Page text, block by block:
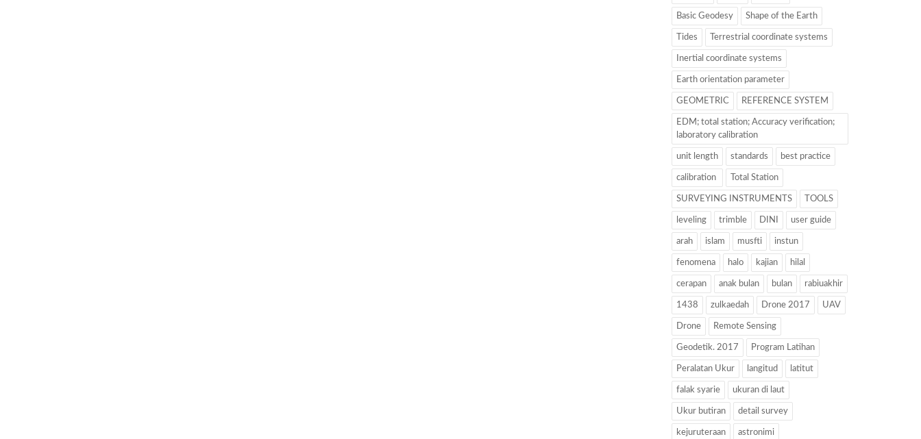
Basic Geodesy Shape of the Earth
Tides Terrestrial coordinate systems
Inertial coordinate systems
Earth orientation parameter
GEOMETRIC REFERENCE SYSTEM
EDM; total station; Accuracy verification;
laboratory calibration
unit length standards best practice
calibration Total Station
SURVEYING INSTRUMENTS TOOLS
leveling trimble DINI user guide
arah islam musfti instun
fenomena halo kajian hilal
cerapan anak bulan bulan rabiuakhir
1438 zulkaedah Drone 2017 UAV
Drone Remote Sensing
Geodetik. 2017 Program Latihan
Peralatan Ukur langitud latitut
falak syarie ukuran di laut
Ukur butiran detail survey
kejuruteraan astronimi